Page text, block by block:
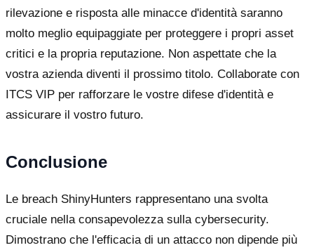
rilevazione e risposta alle minacce d'identità saranno
molto meglio equipaggiate per proteggere i propri asset
critici e la propria reputazione. Non aspettate che la
vostra azienda diventi il prossimo titolo. Collaborate con
ITCS VIP per rafforzare le vostre difese d'identità e
assicurare il vostro futuro.
Conclusione
Le breach ShinyHunters rappresentano una svolta
cruciale nella consapevolezza sulla cybersecurity.
Dimostrano che l'efficacia di un attacco non dipende più